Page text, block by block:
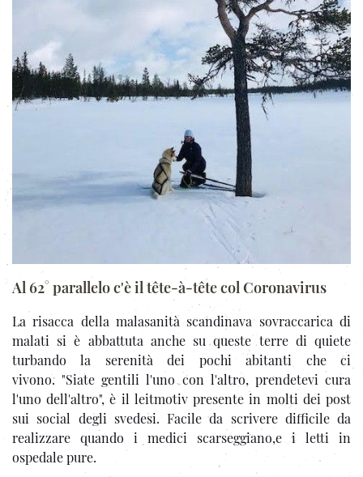
Al 62° parallelo c'è il tête-à-tête col Coronavirus
La risacca della malasanità scandinava sovraccarica di
malati si è abbattuta anche su queste terre di quiete
turbando la serenità dei pochi abitanti che ci
vivono. "Siate gentili l'uno con l'altro, prendetevi cura
l'uno dell'altro", è il leitmotiv presente in molti dei post
sui social degli svedesi. Facile da scrivere difficile da
realizzare quando i medici scarseggiano,e i letti in
ospedale pure.